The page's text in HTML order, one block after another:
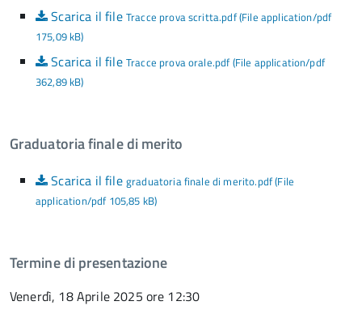
Scarica il file Tracce prova scritta.pdf (File application/pdf
175,09 kB)
Scarica il file Tracce prova orale.pdf (File application/pdf
362,89 kB)
Graduatoria finale di merito
Scarica il file graduatoria finale di merito.pdf (File
application/pdf 105,85 kB)
Termine di presentazione
Venerdì, 18 Aprile 2025 ore 12:30